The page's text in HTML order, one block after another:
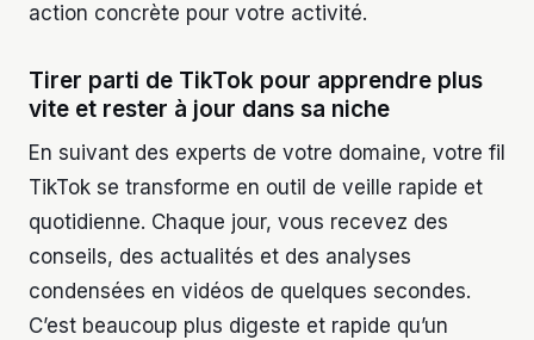
action concrète pour votre activité.
Tirer parti de TikTok pour apprendre plus
vite et rester à jour dans sa niche
En suivant des experts de votre domaine, votre fil
TikTok se transforme en outil de veille rapide et
quotidienne. Chaque jour, vous recevez des
conseils, des actualités et des analyses
condensées en vidéos de quelques secondes.
C’est beaucoup plus digeste et rapide qu’un